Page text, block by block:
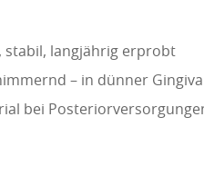
, stabil, langjährig erprobt
– in dünner
bei